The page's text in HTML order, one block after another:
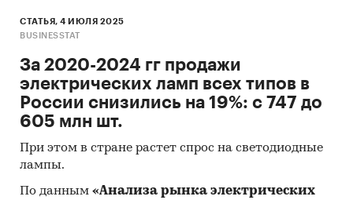
СТАТЬЯ, 4 ИЮЛЯ 2025
BUSINESSTAT
За 2020-2024 гг продажи
электрических ламп всех типов в
России снизились на 19%: с 747 до
605 млн шт.
При этом в стране растет спрос на светодиодные
лампы.
По данным «Анализа рынка электрических